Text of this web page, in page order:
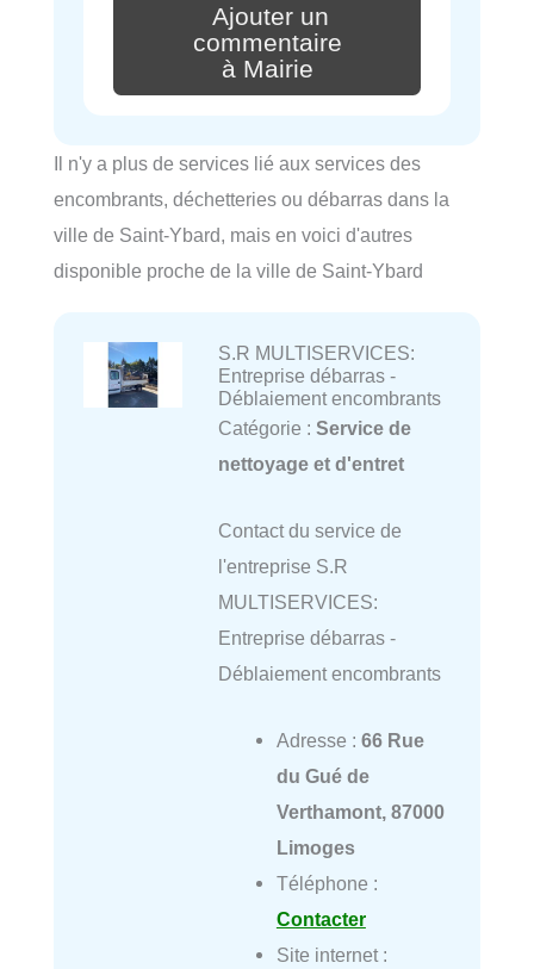
Ajouter un
commentaire
à Mairie
Il n'y a plus de services lié aux services des
encombrants, déchetteries ou débarras dans la
ville de Saint-Ybard, mais en voici d'autres
disponible proche de la ville de Saint-Ybard
S.R MULTISERVICES:
Entreprise débarras -
Déblaiement encombrants
Catégorie : Service de
nettoyage et d'entret
Contact du service de
l'entreprise S.R
MULTISERVICES:
Entreprise débarras -
Déblaiement encombrants
Adresse : 66 Rue
du Gué de
Verthamont, 87000
Limoges
Téléphone :
Contacter
Site internet :